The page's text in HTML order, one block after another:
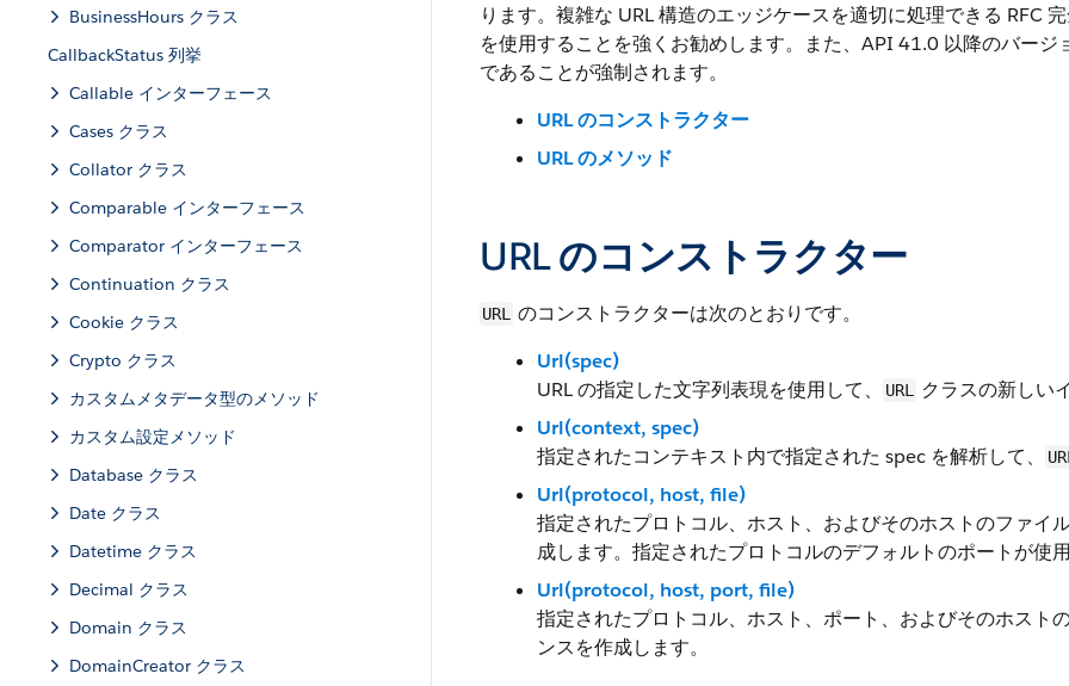
BusinessHours クラス
CallbackStatus 列挙
Callable インターフェース
Cases クラス
Collator クラス
Comparable インターフェース
Comparator インターフェース
Continuation クラス
Cookie クラス
Crypto クラス
カスタムメタデータ型のメソッド
カスタム設定メソッド
Database クラス
Date クラス
Datetime クラス
Decimal クラス
Domain クラス
DomainCreator クラス
ります。複雑な URL 構造のエッジケースを適切に処理できる RFC
を使用することを強くお勧めします。また、API 41.0 以降のバージ
であることが強制されます。
URL のコンストラクター
URL のメソッド
URL のコンストラクター
URL
のコンストラクターは次のとおりです。
Url(spec)
URL の指定した文字列表現を使用して、
URL
クラスの新しい
Url(context, spec)
指定されたコンテキスト内で指定された spec を解析して、
URL
Url(protocol, host, file)
指定されたプロトコル、ホスト、およびそのホストのファイル
成します。指定されたプロトコルのデフォルトのポートが使用
Url(protocol, host, port, file)
指定されたプロトコル、ホスト、ポート、およびそのホスト
ンスを作成します。